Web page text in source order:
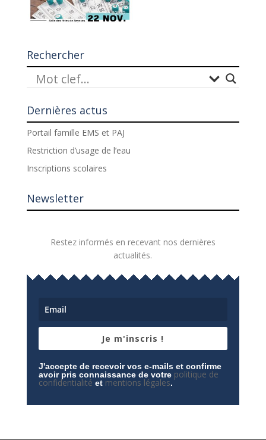
Rechercher
Dernières actus
Portail famille EMS et PAJ
Restriction d’usage de l’eau
Inscriptions scolaires
Newsletter
Restez informés en recevant nos dernières
actualités.
Je m'inscris !
J'accepte de recevoir vos e-mails et confirme
avoir pris connaissance de votre politique de
confidentialité et mentions légales.